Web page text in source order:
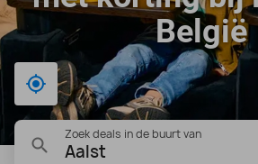
België
Bij mij in de buurt
Zoek deals in de buurt van
Aalst